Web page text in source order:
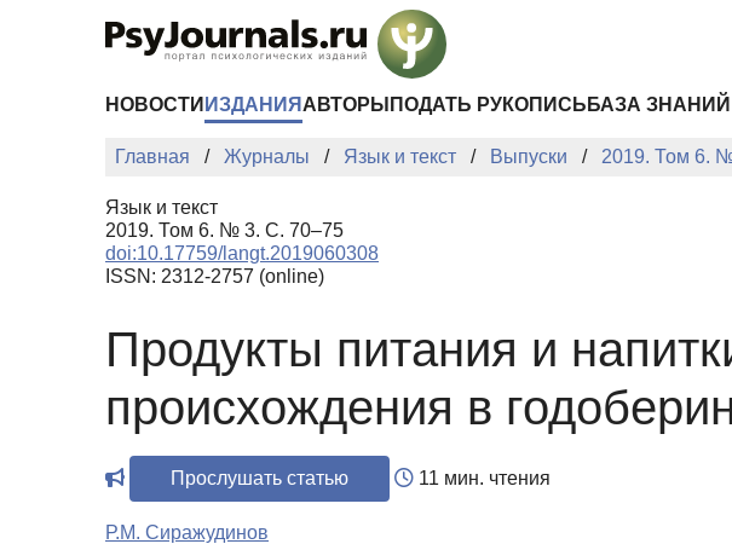
НОВОСТИ ИЗДАНИЯ АВТОРЫ ПОДАТЬ РУКОПИСЬ БАЗА ЗНАНИЙ
Главная Журналы Язык и текст Выпуски 2019. Том 6.
Язык и текст
2019. Том 6. № 3. С. 70–75
doi:10.17759/langt.2019060308
ISSN: 2312-2757 (online)
Продукты питания и
происхождения в
Прослушать статью 11 мин. чтения
Р.М. Сиражудинов